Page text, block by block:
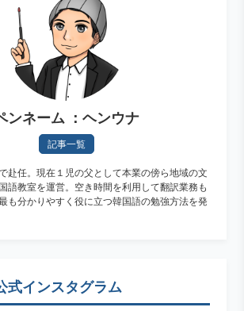
ンネーム ：ヘンウナ
記事一覧
赴任。現在１児の父として本業の傍ら地域の文
語教室を運営。空き時間を利用して翻訳業務も
も分かりやすく役に立つ韓国語の勉強方法を発
式インスタグラム